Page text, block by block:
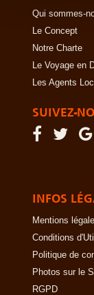
Qui sommes-
Le Concept
Notre Charte
Le Voyage en
Les Agents
SUIVEZ-
INFOS
Mentions
Conditions
Politique de
Photos sur le
RGPD